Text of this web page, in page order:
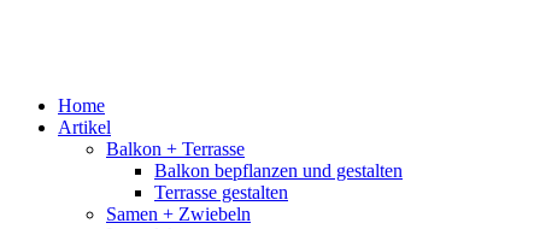
Home
Artikel
Balkon + Terrasse
Balkon bepflanzen und gestalten
Terrasse gestalten
Samen + Zwiebeln